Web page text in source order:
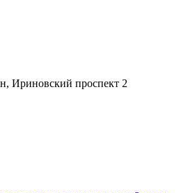
Ириновский проспект 2